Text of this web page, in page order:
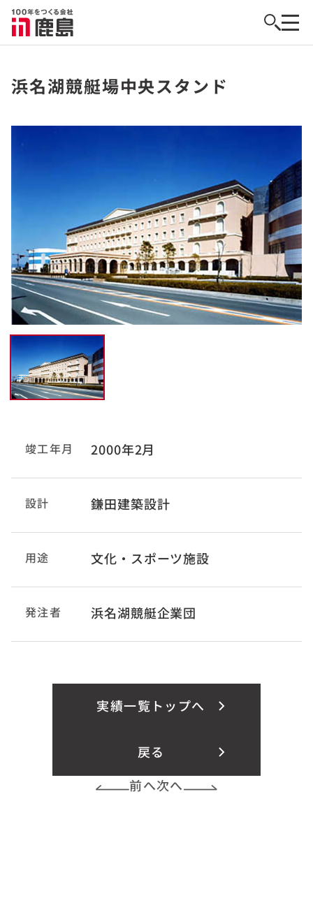
浜名湖競艇場中央スタンド
竣工年月 2000年2月
設計 鎌田建築設計
用途 文化・スポーツ施設
発注者 浜名湖競艇企業団
実績一覧トップへ
戻る
前へ次へ